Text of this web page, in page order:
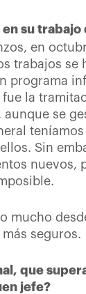
su
en
trabajos
programa
la
se
Sin
nuevos,
mucho
seguros.
que
jefe?